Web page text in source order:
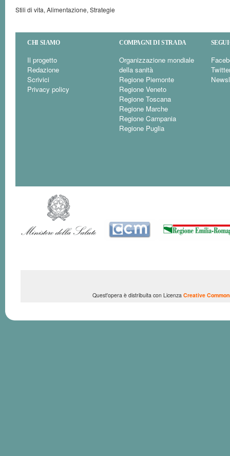
Stili di vita, Alimentazione, Strategie
CHI SIAMO
Il progetto
Redazione
Scrivici
Privacy policy
COMPAGNI DI STRADA
Organizzazione mondiale
della sanità
Regione Piemonte
Regione Veneto
Regione Toscana
Regione Marche
Regione Campania
Regione Puglia
Quest'opera è distribuita con Licenza Creative